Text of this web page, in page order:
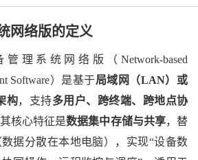
网络版的定义
管理系统网络版（Network-based
Software）是基于局域网（LAN）或
构，支持多用户、跨终端、跨地点协
核心特征是数据集中存储与共享，替
据分散在本地电脑），实现“设备数